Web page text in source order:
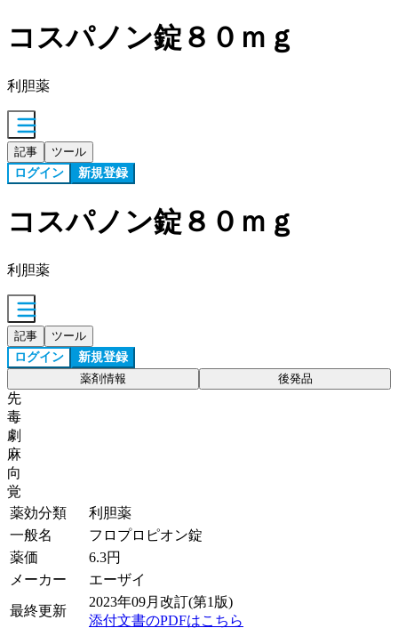
コスパノン錠８０ｍｇ
利胆薬
記事 ツール
ログイン 新規登録
コスパノン錠８０ｍｇ
利胆薬
記事 ツール
ログイン 新規登録
薬剤情報 後発品
先
毒
劇
麻
向
覚
薬効分類
利胆薬
一般名
フロプロピオン錠
薬価
6.3円
メーカー
エーザイ
最終更新
2023年09月改訂(第1版)
添付文書のPDFはこちら